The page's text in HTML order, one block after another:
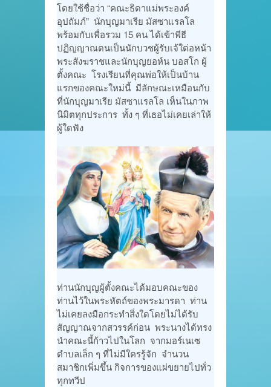
โดยใช้ชื่อว่า “คณะธิดาแม่พระองค์
อุปถัมภ์” นักบุญมาเรีย มัสซาแรลโล
พร้อมกับเพื่อรวม 15 คน ได้เข้าพีธี
ปฏิญญาณตนเป็นนักบวชผู้รับเจ้ใต่อหน้า
พระสังฆราชและนักบุญยอห์น บอสโก ผู้
ตั้งคณะ โรงเรียนที่คุณพ่อให้เป็นบ้าน
แรกของคณะใหม่นี้ มีลักษณะเหมือนกับ
ที่นักบุญมาเรีย มัสซาแรลโล เห็นในภาพ
นิมิตทุกประการ ทั้ง ๆ ที่เธอไม่เคยเล่าให้
ผู้ใดฟัง
ท่านนักบุญผู้ตั้งคณะได้มอบคณะของ
ท่านไว้ในพระหัตถ์ของพระมารดา ท่าน
ไม่เคยลงมือกระทำสิ่งใดโดยไม่ได้รับ
สัญญาณจากสวรรค์ก่อน พระนางได้ทรง
นำคณะนี้ก้าวไปในโลก จากมอร์เนเซ
ตำบลเล็ก ๆ ที่ไม่มีใครรู้จัก จำนวน
สมาชิกเพิ่มขึ้น กิจการของแผ่ขยายไปทั่ว
ทุกทวีป